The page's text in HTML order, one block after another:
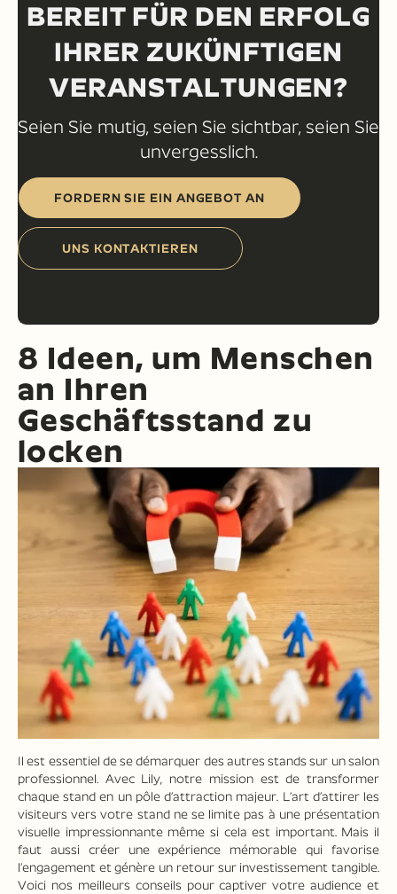
8 Ideen, um Menschen
an Ihren
Geschäftsstand zu
locken
Il est essentiel de se démarquer des autres stands sur un salon
professionnel. Avec Lily, notre mission est de transformer
chaque stand en un pôle d’attraction majeur. L’art d’attirer les
visiteurs vers votre stand ne se limite pas à une présentation
visuelle impressionnante même si cela est important. Mais il
faut aussi créer une expérience mémorable qui favorise
l’engagement et génère un retour sur investissement tangible.
Voici nos meilleurs conseils pour captiver votre audience et
BEREIT FÜR DEN ERFOLG
IHRER ZUKÜNFTIGEN
VERANSTALTUNGEN?
Seien Sie mutig, seien Sie sichtbar, seien Sie
unvergesslich.
FORDERN SIE EIN ANGEBOT AN
UNS KONTAKTIEREN